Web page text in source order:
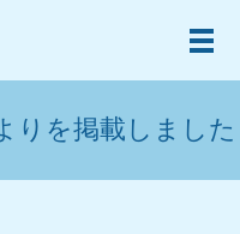
メ
りを掲載しました